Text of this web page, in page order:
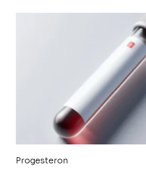
Progesteron